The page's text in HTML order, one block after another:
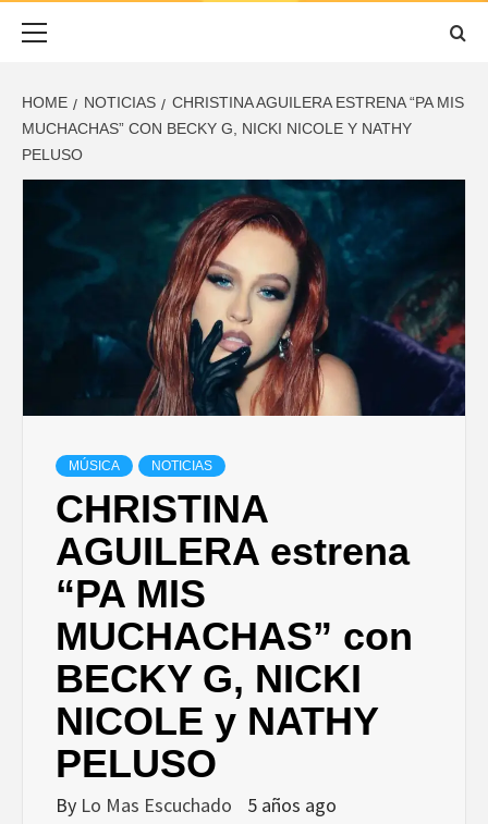
ESCUCHADO
HOME NOTICIAS
CHRISTINA AGUILERA ESTRENA “PA MIS
MUCHACHAS” CON BECKY G, NICKI NICOLE Y NATHY
PELUSO
MÚSICA NOTICIAS
CHRISTINA
AGUILERA estrena
“PA MIS
MUCHACHAS” con
BECKY G, NICKI
NICOLE y NATHY
PELUSO
By Lo Mas Escuchado 5 años ago